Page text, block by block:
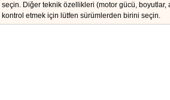
seçin. Diğer teknik özellikleri (motor gücü, boyutlar,
kontrol etmek için lütfen sürümlerden birini seçin.